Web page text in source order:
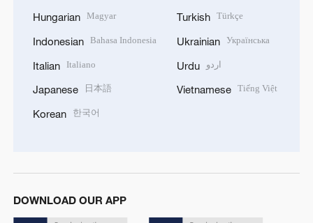
Hungarian Magyar
Indonesian Bahasa Indonesia
Italian Italiano
Japanese 日本語
Korean 한국어
Turkish Türkçe
Ukrainian Українська
Urdu اردو
Vietnamese Tiếng Việt
DOWNLOAD OUR APP